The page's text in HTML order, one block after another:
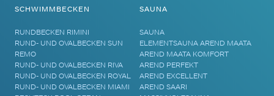
SCHWIMMBECKEN
RUNDBECKEN RIMINI
RUND- UND OVALBECKEN SUN
REMO
RUND- UND OVALBECKEN RIVA
RUND- UND OVALBECKEN ROYAL
RUND- UND OVALBECKEN MIAMI
SAUNA
SAUNA
ELEMENTSAUNA AREND MAATA
AREND MAATA KOMFORT
AREND PERFEKT
AREND EXCELLENT
AREND SAARI